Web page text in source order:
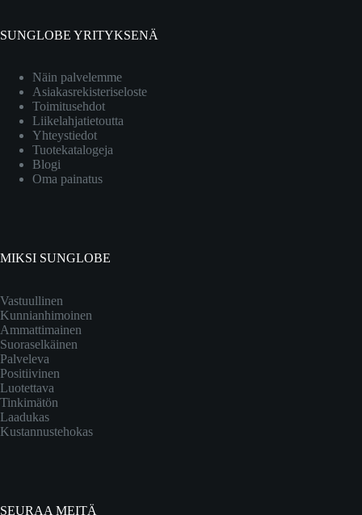
SUNGLOBE YRITYKSENÄ
Näin palvelemme
Asiakasrekisteriseloste
Toimitusehdot
Liikelahjatietoutta
Yhteystiedot
Tuotekatalogeja
Blogi
Oma painatus
MIKSI SUNGLOBE
Vastuullinen
Kunnianhimoinen
Ammattimainen
Suoraselkäinen
Palveleva
Positiivinen
Luotettava
Tinkimätön
Laadukas
Kustannustehokas
SEURAA MEITÄ